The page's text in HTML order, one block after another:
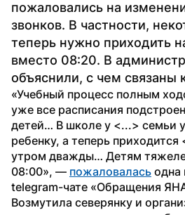
пожаловались на
звонков. В частности,
теперь нужно приходить
вместо 08:20. В
объяснили, с чем связаны
«Учебный процесс полным
уже все расписания
детей… В школе у <...> семьи
ребенку, а теперь приходится
утром дважды… Детям
08:00», — пожаловалась одна
telegram-чате «Обращения
Возмутила северянку и